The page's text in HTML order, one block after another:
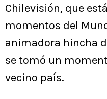
Chilevisión, que
momentos del
animadora hincha
se tomó un
vecino país.